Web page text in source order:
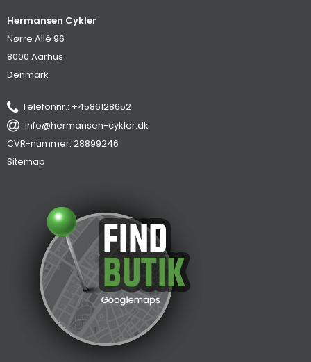
Hermansen Cykler
Nørre Allé 96
8000 Aarhus
Denmark
Telefonnr.: +4586128652
info@hermansen-cykler.dk
CVR-nummer: 28899246
Sitemap